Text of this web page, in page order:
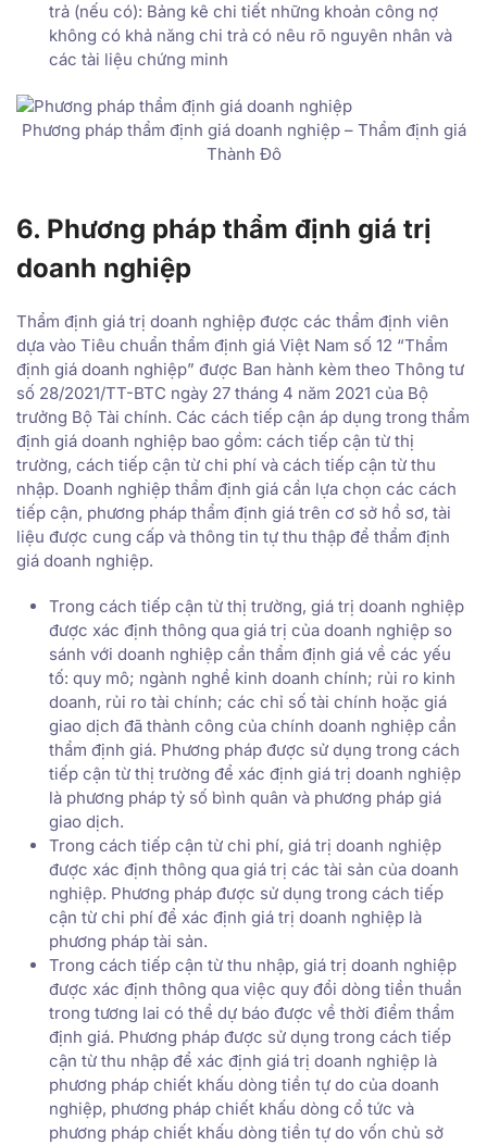
trả (nếu có): Bảng kê chi tiết những khoản công nợ
không có khả năng chi trả có nêu rõ nguyên nhân và
các tài liệu chứng minh
Phương pháp thẩm định giá doanh nghiệp – Thẩm định giá
Thành Đô
6. Phương pháp thẩm định giá trị
doanh nghiệp
Thẩm định giá trị doanh nghiệp được các thẩm định viên
dựa vào Tiêu chuẩn thẩm định giá Việt Nam số 12 “Thẩm
định giá doanh nghiệp” được Ban hành kèm theo Thông tư
số 28/2021/TT-BTC ngày 27 tháng 4 năm 2021 của Bộ
trưởng Bộ Tài chính. Các cách tiếp cận áp dụng trong thẩm
định giá doanh nghiệp bao gồm: cách tiếp cận từ thị
trường, cách tiếp cận từ chi phí và cách tiếp cận từ thu
nhập. Doanh nghiệp thẩm định giá cần lựa chọn các cách
tiếp cận, phương pháp thẩm định giá trên cơ sở hồ sơ, tài
liệu được cung cấp và thông tin tự thu thập để thẩm định
giá doanh nghiệp.
Trong cách tiếp cận từ thị trường, giá trị doanh nghiệp
được xác định thông qua giá trị của doanh nghiệp so
sánh với doanh nghiệp cần thẩm định giá về các yếu
tố: quy mô; ngành nghề kinh doanh chính; rủi ro kinh
doanh, rủi ro tài chính; các chỉ số tài chính hoặc giá
giao dịch đã thành công của chính doanh nghiệp cần
thẩm định giá. Phương pháp được sử dụng trong cách
tiếp cận từ thị trường để xác định giá trị doanh nghiệp
là phương pháp tỷ số bình quân và phương pháp giá
giao dịch.
Trong cách tiếp cận từ chi phí, giá trị doanh nghiệp
được xác định thông qua giá trị các tài sản của doanh
nghiệp. Phương pháp được sử dụng trong cách tiếp
cận từ chi phí để xác định giá trị doanh nghiệp là
phương pháp tài sản.
Trong cách tiếp cận từ thu nhập, giá trị doanh nghiệp
được xác định thông qua việc quy đổi dòng tiền thuần
trong tương lai có thể dự báo được về thời điểm thẩm
định giá. Phương pháp được sử dụng trong cách tiếp
cận từ thu nhập để xác định giá trị doanh nghiệp là
phương pháp chiết khấu dòng tiền tự do của doanh
nghiệp, phương pháp chiết khấu dòng cổ tức và
phương pháp chiết khấu dòng tiền tự do vốn chủ sở